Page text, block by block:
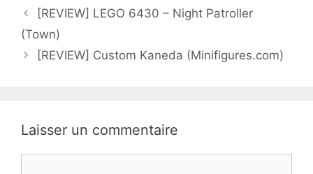
[REVIEW] LEGO 6430 – Night Patroller
(Town)
[REVIEW] Custom Kaneda (Minifigures.com)
Laisser un commentaire